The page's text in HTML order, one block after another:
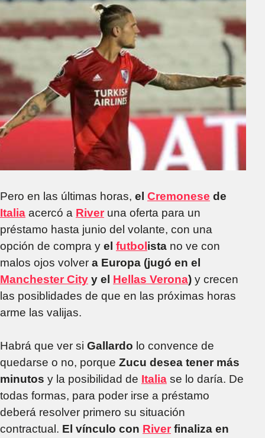
Pero en las últimas horas, el Cremonese de
Italia acercó a River una oferta para un
préstamo hasta junio del volante, con una
opción de compra y el futbol ista no ve con
malos ojos volver a Europa (jugó en el
Manchester City y el Hellas Verona) y crecen
las posiblidades de que en las próximas horas
arme las valijas.
Habrá que ver si Gallardo lo convence de
quedarse o no, porque Zucu desea tener más
minutos y la posibilidad de Italia se lo daría. De
todas formas, para poder irse a préstamo
deberá resolver primero su situación
contractual. El vínculo con River finaliza en